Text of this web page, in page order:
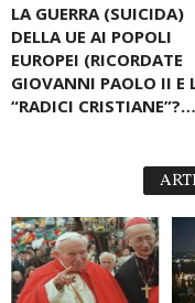
LA GUERRA (SUICIDA)
DELLA UE AI POPOLI
EUROPEI (RICORDATE
GIOVANNI PAOLO II E
“RADICI